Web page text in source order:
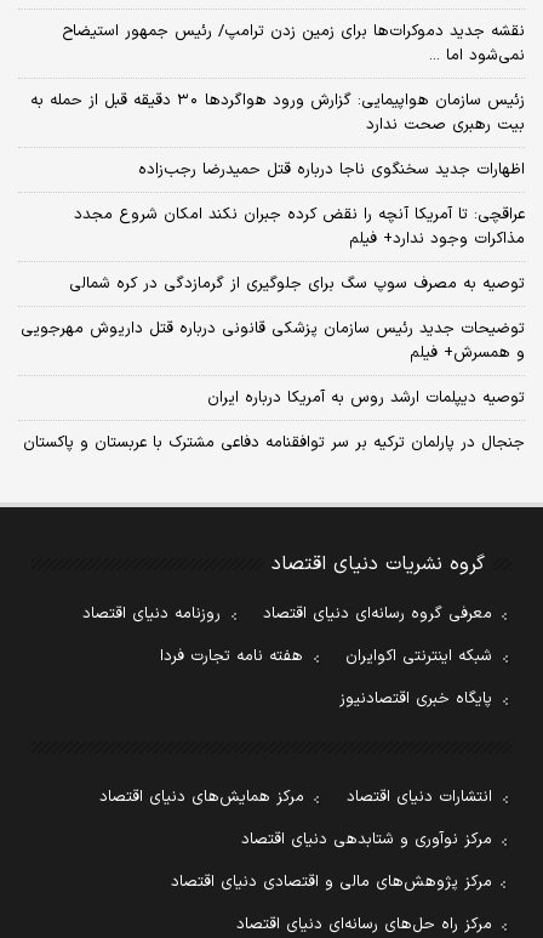
نقشه جدید دموکرات‌ها برای زمین زدن ترامپ/ رئیس جمهور استیضاح
نمی‌شود اما ...
زئیس سازمان هواپیمایی: گزارش ورود هواگردها ٣٠ دقیقه قبل از حمله به
بیت رهبری صحت ندارد
اظهارات جدید سخنگوی ناجا درباره قتل حمیدرضا رجب‌زاده
عراقچی: تا آمریکا آنچه را نقض کرده جبران نکند امکان شروع مجدد
مذاکرات وجود ندارد+ فیلم
توصیه به مصرف سوپ سگ برای جلوگیری از گرمازدگی در کره شمالی
توضیحات جدید رئیس سازمان پزشکی قانونی درباره قتل داریوش مهرجویی
و همسرش+ فیلم
توصیه دیپلمات ارشد روس به آمریکا درباره ایران
جنجال در پارلمان ترکیه بر سر توافقنامه دفاعی مشترک با عربستان و پاکستان
گروه نشریات دنیای اقتصاد
معرفی گروه رسانه‌ای دنیای اقتصاد
روزنامه دنیای اقتصاد
شبکه اینترنتی اکوایران
هفته نامه تجارت فردا
پایگاه خبری اقتصادنیوز
انتشارات دنیای اقتصاد
مرکز همایش‌های دنیای اقتصاد
مرکز نوآوری و شتابدهی دنیای اقتصاد
مرکز پژوهش‌های مالی و اقتصادی دنیای اقتصاد
مرکز راه حل‌های رسانه‌ای دنیای اقتصاد